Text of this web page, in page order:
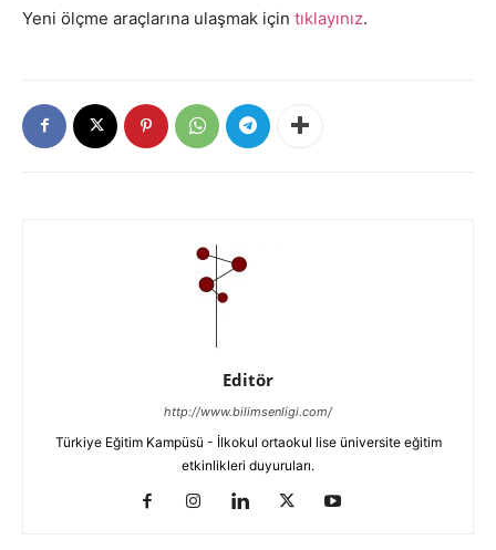
Yeni ölçme araçlarına ulaşmak için tıklayınız.
Editör
http://www.bilimsenligi.com/
Türkiye Eğitim Kampüsü - İlkokul ortaokul lise üniversite eğitim
etkinlikleri duyuruları.